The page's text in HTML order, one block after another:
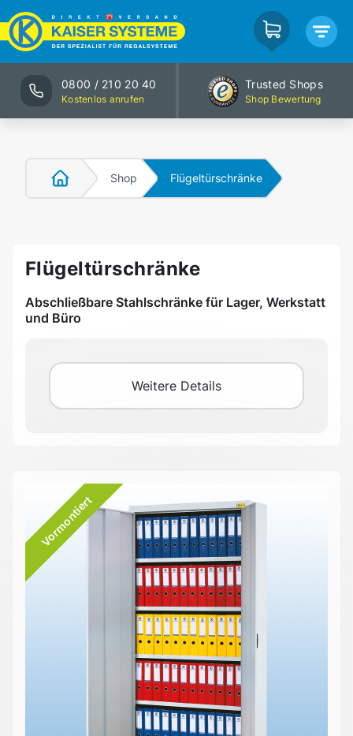
0800 / 210 20 40
Kostenlos anrufen
Trusted Shops
Shop Bewertung
Shop Flügeltürschränke
Flügeltürschränke
Abschließbare Stahlschränke für Lager, Werkstatt
und Büro
Weitere Details
Vormontiert